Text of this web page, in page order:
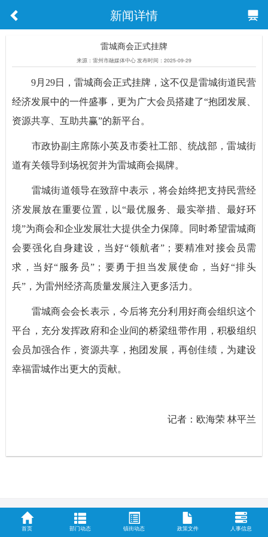
新闻详情
雷城商会正式挂牌
来源：雷州市融媒体中心 发布时间：2025-09-29
9月29日，雷城商会正式挂牌，这不仅是雷城街道民营
经济发展中的一件盛事，更为广大会员搭建了“抱团发展、
资源共享、互助共赢”的新平台。
市政协副主席陈小英及市委社工部、统战部，雷城街
道有关领导到场祝贺并为雷城商会揭牌。
雷城街道领导在致辞中表示，将会始终把支持民营经
济发展放在重要位置，以“最优服务、最实举措、最好环
境”为商会和企业发展壮大提供全力保障。同时希望雷城商
会要强化自身建设，当好“领航者”；要精准对接会员需
求，当好“服务员”；要勇于担当发展使命，当好“排头
兵”，为雷州经济高质量发展注入更多活力。
雷城商会会长表示，今后将充分利用好商会组织这个
平台，充分发挥政府和企业间的桥梁纽带作用，积极组织
会员加强合作，资源共享，抱团发展，再创佳绩，为建设
幸福雷城作出更大的贡献。
记者： 欧海荣 林平兰
首页 部门动态 镇街动态 政策文件 人事信息